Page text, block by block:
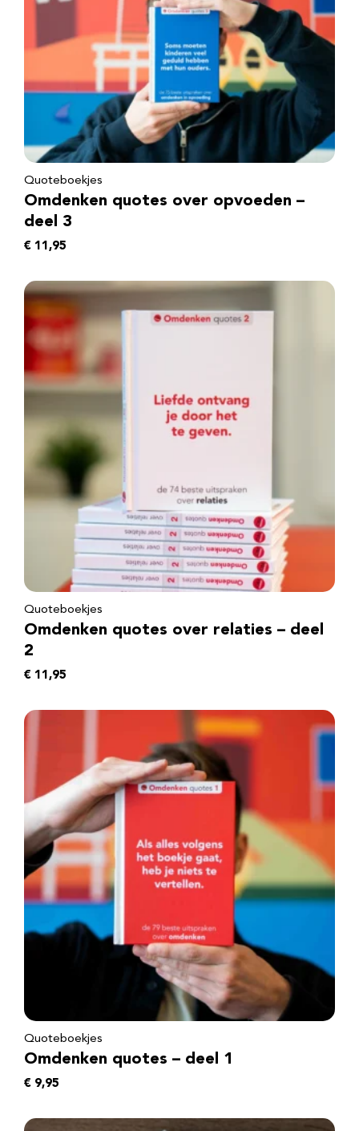
Quoteboekjes
Omdenken quotes over opvoeden –
deel 3
€ 11,95
Quoteboekjes
Omdenken quotes over relaties – deel
2
€ 11,95
Quoteboekjes
Omdenken quotes – deel 1
€ 9,95